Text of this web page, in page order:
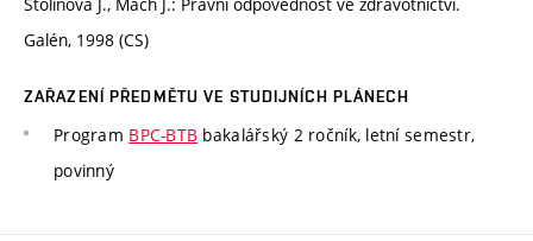
Galén, 1998 (CS)
ZAŘAZENÍ PŘEDMĚTU VE STUDIJNÍCH PLÁNECH
Program BPC-BTB bakalářský 2 ročník, letní semestr,
povinný